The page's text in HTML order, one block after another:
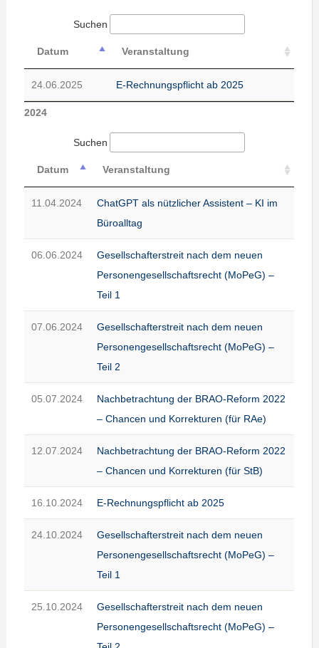
Suchen
Datum Veranstaltung
24.06.2025 E-Rechnungspflicht ab 2025
2024
Suchen
Datum Veranstaltung
11.04.2024
ChatGPT als nützlicher Assistent – KI im
Büroalltag
06.06.2024
Gesellschafterstreit nach dem neuen
Personengesellschaftsrecht (MoPeG) –
Teil 1
07.06.2024
Gesellschafterstreit nach dem neuen
Personengesellschaftsrecht (MoPeG) –
Teil 2
05.07.2024
Nachbetrachtung der BRAO-Reform 2022
– Chancen und Korrekturen (für RAe)
12.07.2024
Nachbetrachtung der BRAO-Reform 2022
– Chancen und Korrekturen (für StB)
16.10.2024 E-Rechnungspflicht ab 2025
24.10.2024
Gesellschafterstreit nach dem neuen
Personengesellschaftsrecht (MoPeG) –
Teil 1
25.10.2024
Gesellschafterstreit nach dem neuen
Personengesellschaftsrecht (MoPeG) –